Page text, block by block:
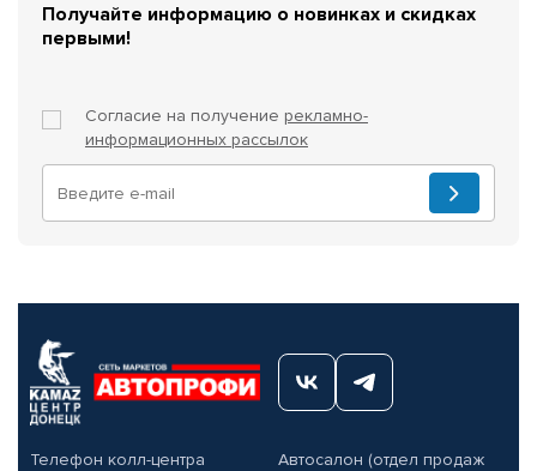
Получайте информацию о новинках и скидках
первыми!
Согласие на получение рекламно-
информационных рассылок
Телефон колл-центра
Автосалон (отдел продаж